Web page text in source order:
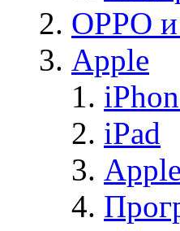
OPPO
Apple
iPad